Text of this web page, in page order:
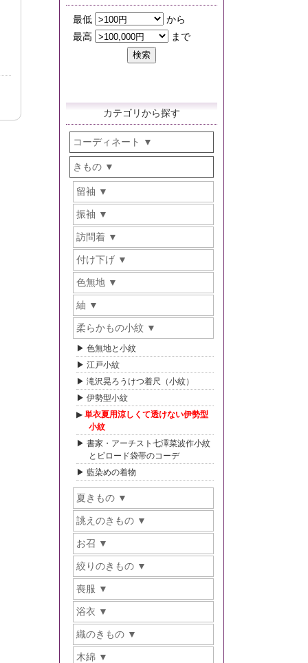
カテゴリから探す
コーディネート
きもの
留袖
振袖
訪問着
付け下げ
色無地
紬
柔らかもの小紋
色無地と小紋
江戸小紋
滝沢晃ろうけつ着尺（小紋）
伊勢型小紋
単衣夏用涼しくて透けない伊勢型
小紋
書家・アーチスト七澤菜波作小紋
とビロード袋帯のコーデ
藍染めの着物
夏きもの
誂えのきもの
お召
絞りのきもの
喪服
浴衣
織のきもの
木綿